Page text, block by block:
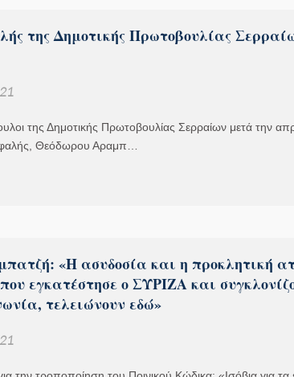
της Δημοτικής Πρωτοβουλίας
της Δημοτικής Πρωτοβουλίας Σερραίων μετά την
Θεόδωρου Αραμπ…
«Η ασυδοσία και η προκλητική
εγκατέστησε ο ΣΥΡΙΖΑ και
τελειώνουν εδώ»